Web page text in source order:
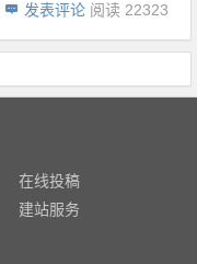
发表评论 阅读 22323
在线投稿
建站服务